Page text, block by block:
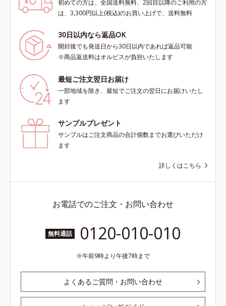
初めての方は、全国送料無料、2回目以降のご利用の方
は、3,300円以上(税込)のお買い上げで、送料無料
30日以内なら返品OK
開封後でも発送日から30日以内であれば返品可能
※商品返送料はオルビスが負担いたします
最短ご注文翌日お届け
一部地域を除き、最短でご注文の翌日にお届けいたし
ます
サンプルプレゼント
サンプルはご注文商品の合計個数までお選びいただけ
ます
詳しくはこちら
お電話でのご注文・お問い合わせ
無料通話 0120-010-010
午前9時より午後7時まで
よくあるご質問・お問い合わせ